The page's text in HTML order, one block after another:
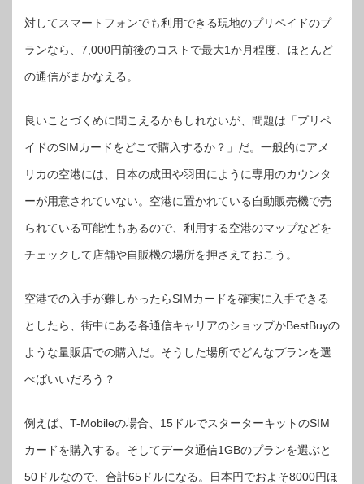
対してスマートフォンでも利用できる現地のプリペイドのプ
ランなら、7,000円前後のコストで最大1か月程度、ほとんど
の通信がまかなえる。
良いことづくめに聞こえるかもしれないが、問題は「プリペ
イドのSIMカードをどこで購入するか？」だ。一般的にアメ
リカの空港には、日本の成田や羽田にように専用のカウンタ
ーが用意されていない。空港に置かれている自動販売機で売
られている可能性もあるので、利用する空港のマップなどを
チェックして店舗や自販機の場所を押さえておこう。
空港での入手が難しかったらSIMカードを確実に入手できる
としたら、街中にある各通信キャリアのショップかBestBuyの
ような量販店での購入だ。そうした場所でどんなプランを選
べばいいだろう？
例えば、T-Mobileの場合、15ドルでスターターキットのSIM
カードを購入する。そしてデータ通信1GBのプランを選ぶと
50ドルなので、合計65ドルになる。日本円でおよそ8000円ほ